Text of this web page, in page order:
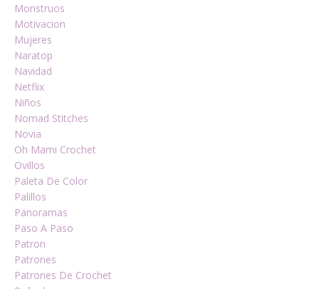
Monstruos
Motivacion
Mujeres
Naratop
Navidad
Netflix
Niños
Nomad Stitches
Novia
Oh Mami Crochet
Ovillos
Paleta De Color
Palillos
Panoramas
Paso A Paso
Patron
Patrones
Patrones De Crochet